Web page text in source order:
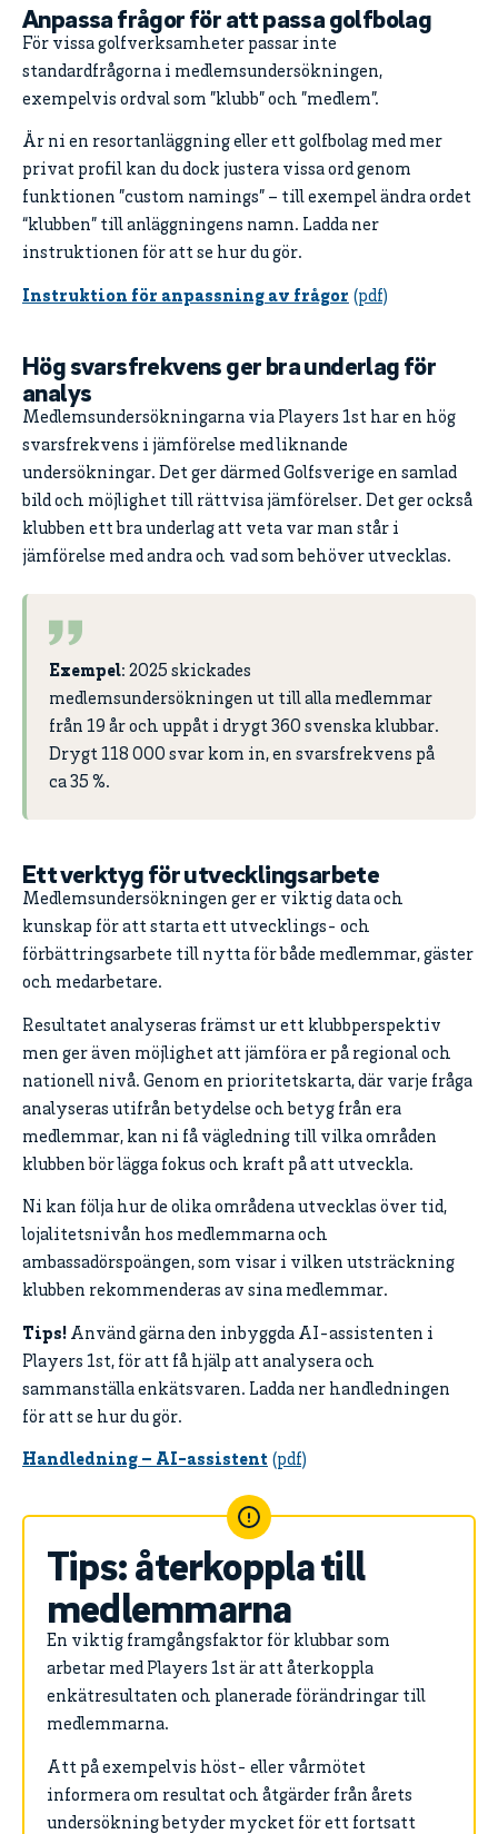
Anpassa frågor för att passa golfbolag
För vissa golfverksamheter passar inte
standardfrågorna i medlemsundersökningen,
exempelvis ordval som ”klubb” och ”medlem”.
Är ni en resortanläggning eller ett golfbolag med mer
privat profil kan du dock justera vissa ord genom
funktionen ”custom namings” – till exempel ändra ordet
“klubben” till anläggningens namn. Ladda ner
instruktionen för att se hur du gör.
Instruktion för anpassning av frågor
Hög svarsfrekvens ger bra underlag för
analys
Medlemsundersökningarna via Players 1st har en hög
svarsfrekvens i jämförelse med liknande
undersökningar. Det ger därmed Golfsverige en samlad
bild och möjlighet till rättvisa jämförelser. Det ger också
klubben ett bra underlag att veta var man står i
jämförelse med andra och vad som behöver utvecklas.
Exempel: 2025 skickades
medlemsundersökningen ut till alla medlemmar
från 19 år och uppåt i drygt 360 svenska klubbar.
Drygt 118 000 svar kom in, en svarsfrekvens på
ca 35 %.
Ett verktyg för utvecklingsarbete
Medlemsundersökningen ger er viktig data och
kunskap för att starta ett utvecklings- och
förbättringsarbete till nytta för både medlemmar, gäster
och medarbetare.
Resultatet analyseras främst ur ett klubbperspektiv
men ger även möjlighet att jämföra er på regional och
nationell nivå. Genom en prioritetskarta, där varje fråga
analyseras utifrån betydelse och betyg från era
medlemmar, kan ni få vägledning till vilka områden
klubben bör lägga fokus och kraft på att utveckla.
Ni kan följa hur de olika områdena utvecklas över tid,
lojalitetsnivån hos medlemmarna och
ambassadörspoängen, som visar i vilken utsträckning
klubben rekommenderas av sina medlemmar.
Tips! Använd gärna den inbyggda AI-assistenten i
Players 1st, för att få hjälp att analysera och
sammanställa enkätsvaren. Ladda ner handledningen
för att se hur du gör.
Handledning – AI-assistent
Tips: återkoppla till
medlemmarna
En viktig framgångsfaktor för klubbar som
arbetar med Players 1st är att återkoppla
enkätresultaten och planerade förändringar till
medlemmarna.
Att på exempelvis höst- eller vårmötet
informera om resultat och åtgärder från årets
undersökning betyder mycket för ett fortsatt